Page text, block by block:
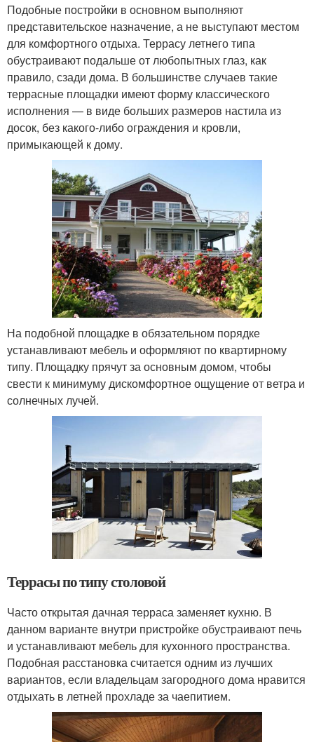
Подобные постройки в основном выполняют
представительское назначение, а не выступают местом
для комфортного отдыха. Террасу летнего типа
обустраивают подальше от любопытных глаз, как
правило, сзади дома. В большинстве случаев такие
террасные площадки имеют форму классического
исполнения — в виде больших размеров настила из
досок, без какого-либо ограждения и кровли,
примыкающей к дому.
На подобной площадке в обязательном порядке
устанавливают мебель и оформляют по квартирному
типу. Площадку прячут за основным домом, чтобы
свести к минимуму дискомфортное ощущение от ветра и
солнечных лучей.
Террасы по типу столовой
Часто открытая дачная терраса заменяет кухню. В
данном варианте внутри пристройке обустраивают печь
и устанавливают мебель для кухонного пространства.
Подобная расстановка считается одним из лучших
вариантов, если владельцам загородного дома нравится
отдыхать в летней прохладе за чаепитием.